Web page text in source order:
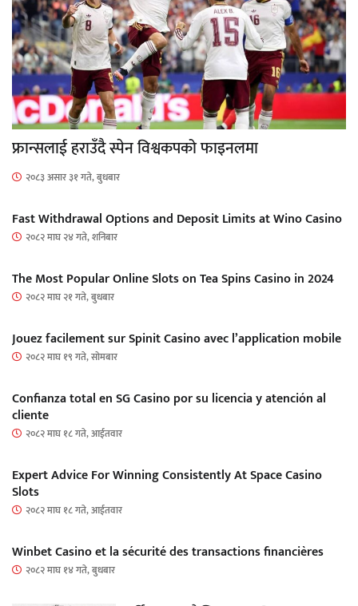
फ्रान्सलाई हराउँदै स्पेन विश्वकपको फाइनलमा
२०८३ असार ३१ गते, बुधबार
Fast Withdrawal Options and Deposit Limits at Wino Casino
२०८२ माघ २४ गते, शनिबार
The Most Popular Online Slots on Tea Spins Casino in 2024
२०८२ माघ २१ गते, बुधबार
Jouez facilement sur Spinit Casino avec l’application mobile
२०८२ माघ १९ गते, सोमबार
Confianza total en SG Casino por su licencia y atención al
cliente
२०८२ माघ १८ गते, आईतवार
Expert Advice For Winning Consistently At Space Casino
Slots
२०८२ माघ १८ गते, आईतवार
Winbet Casino et la sécurité des transactions financières
२०८२ माघ १४ गते, बुधबार